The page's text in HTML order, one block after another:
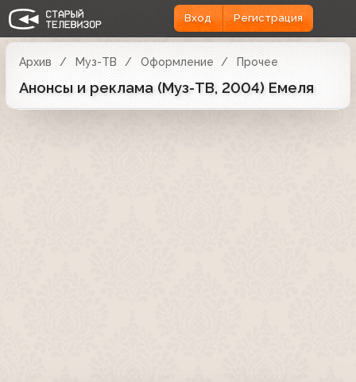
Вход Регистрация
Архив Муз-ТВ Оформление Прочее
Анонсы и реклама (Муз-ТВ, 2004) Емеля